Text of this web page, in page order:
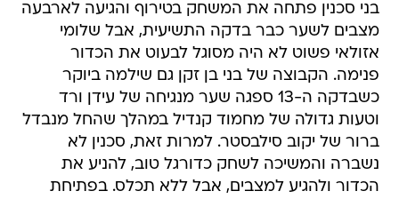
בני סכנין פתחה את המשחק בטירוף והגיעה לארבעה
מצבים לשער כבר בדקה התשיעית, אבל שלומי
אזולאי פשוט לא היה מסוגל לבעוט את הכדור
פנימה. הקבוצה של בני בן זקן גם שילמה ביוקר
כשבדקה ה-13 ספגה שער מנגיחה של עידן ורד
וטעות גדולה של מחמוד קנדיל במהלך שהחל מנבדל
ברור של יקוב סילבסטר. למרות זאת, סכנין לא
נשברה והמשיכה לשחק כדורגל טוב, להניע את
הכדור ולהגיע למצבים, אבל ללא תכלס. בפתיחת